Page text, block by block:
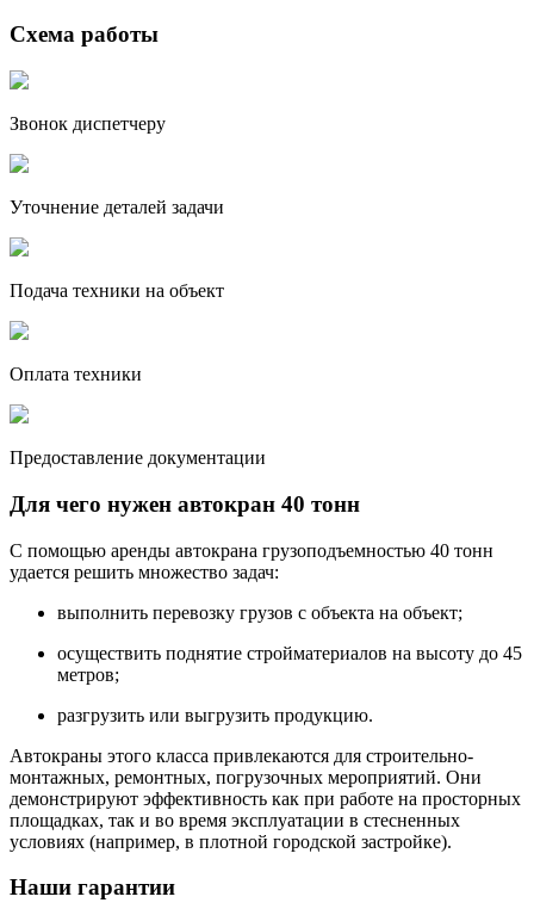
Схема работы
Звонок диспетчеру
Уточнение деталей задачи
Подача техники на объект
Оплата техники
Предоставление документации
Для чего нужен автокран 40 тонн
С помощью аренды автокрана грузоподъемностью 40 тонн
удается решить множество задач:
выполнить перевозку грузов с объекта на объект;
осуществить поднятие стройматериалов на высоту до 45
метров;
разгрузить или выгрузить продукцию.
Автокраны этого класса привлекаются для строительно-
монтажных, ремонтных, погрузочных мероприятий. Они
демонстрируют эффективность как при работе на просторных
площадках, так и во время эксплуатации в стесненных
условиях (например, в плотной городской застройке).
Наши гарантии